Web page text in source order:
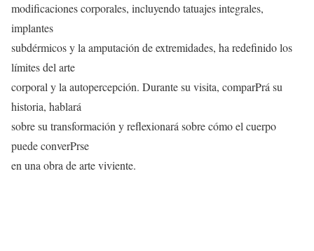
modificaciones corporales, incluyendo tatuajes integrales,
implantes
subdérmicos y la amputación de extremidades, ha redefinido los
límites del arte
corporal y la autopercepción. Durante su visita, comparPrá su
historia, hablará
sobre su transformación y reflexionará sobre cómo el cuerpo
puede converPrse
en una obra de arte viviente.